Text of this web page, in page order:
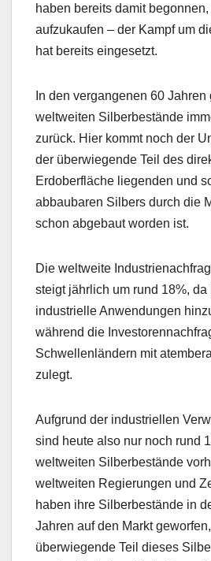
haben bereits damit
aufzukaufen – der Kampf um
hat bereits eingesetzt.
In den vergangenen 60
weltweiten Silberbestände
zurück. Hier kommt noch der
der überwiegende Teil des
Erdoberfläche liegenden und
abbaubaren Silbers durch die
schon abgebaut worden ist.
Die weltweite
steigt jährlich um rund 18%, da
industrielle Anwendungen
während die
Schwellenländern mit
zulegt.
Aufgrund der industriellen
sind heute also nur noch rund
weltweiten Silberbestände
weltweiten Regierungen und
haben ihre Silberbestände in
Jahren auf den Markt
überwiegende Teil dieses